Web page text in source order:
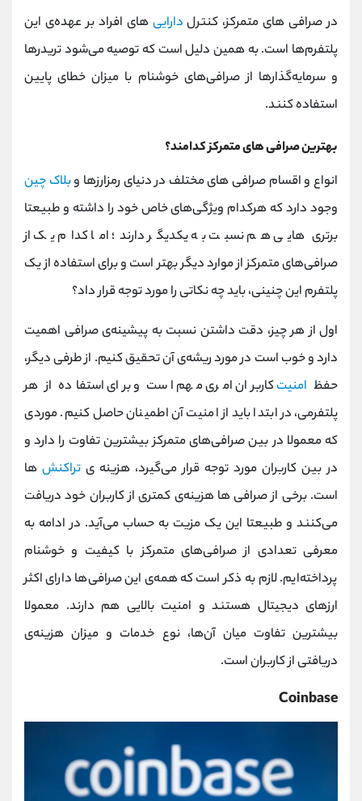
در صرافی‌ های متمرکز، کنترل دارایی‌ های افراد بر عهده‌ی این
پلتفرم‌ها است. به همین دلیل است که توصیه‌ می‌شود تریدرها
و سرمایه‌گذارها از صرافی‌های خوشنام با میزان خطای پایین
استفاده کنند.
بهترین صرافی‌ های متمرکز کدامند؟
انواع و اقسام صرافی‌ های مختلف در دنیای رمزارزها وبلاک چین
وجود دارد که هرکدام ویژگی‌های خاص خود را داشته و طبیعتا
برتری‌ هایی هم نسبت به یکدیگر دارند؛ اما کدام یک از
صرافی‌های متمرکز از موارد دیگر بهتر است و برای استفاده از یک
پلتفرم این‌ چنینی، باید چه نکاتی را مورد توجه قرار داد؟
اول از هر چیز، دقت داشتن نسبت به پیشینه‌ی صرافی اهمیت
دارد و خوب است در مورد ریشه‌ی آن تحقیق کنیم. از طرفی دیگر،
حفظ امنیتکاربران امری مهم است و برای استفاده از هر
پلتفرمی، در ابتدا باید از امنیت آن اطمینان حاصل کنیم. موردی
که معمولا در بین صرافی‌های متمرکز بیشترین تفاوت را دارد و
در بین کاربران مورد توجه قرار می‌گیرد، هزینه‌‌ ی تراکنش‌ ها
است. برخی از صرافی‌ ها هزینه‌ی کمتری از کاربران خود دریافت
می‌کنند و طبیعتا این یک مزیت به حساب می‌آید. در ادامه به
معرفی تعدادی از صرافی‌های متمرکز با کیفیت و خوشنام
پرداخته‌ایم. لازم به ذکر است که همه‌ی این صرافی‌ها دارای اکثر
ارزهای دیجیتال هستند و امنیت بالایی هم دارند. معمولا
بیشترین تفاوت میان آن‌ها، نوع خدمات و میزان هزینه‌ی
دریافتی از کاربران است.
Coinbase